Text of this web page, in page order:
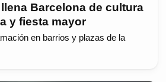
Barcelona de cultura
y fiesta mayor
en barrios y plazas de la